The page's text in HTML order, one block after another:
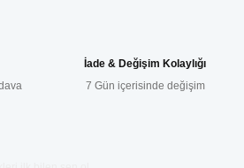
daha pahalı.
İade & Değişim Kolaylığı
7 Gün içerisinde değişim